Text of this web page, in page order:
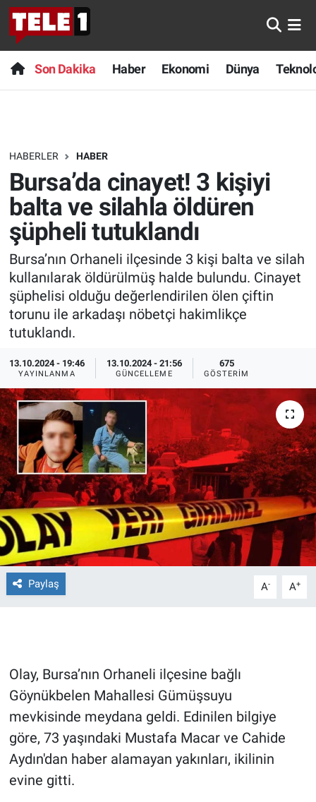
Son Dakika Haber Ekonomi Dünya
HABERLER HABER
Bursa’da cinayet! 3 kişiyi
balta ve silahla öldüren
şüpheli tutuklandı
Bursa’nın Orhaneli ilçesinde 3 kişi balta ve silah
kullanılarak öldürülmüş halde bulundu. Cinayet
şüphelisi olduğu değerlendirilen ölen çiftin
torunu ile arkadaşı nöbetçi hakimlikçe
tutuklandı.
13.10.2024 - 19:46
YAYINLANMA
13.10.2024 - 21:56
GÜNCELLEME
675
GÖSTERIM
Paylaş A- A+
Olay, Bursa’nın Orhaneli ilçesine bağlı
Göynükbelen Mahallesi Gümüşsuyu
mevkisinde meydana geldi. Edinilen bilgiye
göre, 73 yaşındaki Mustafa Macar ve Cahide
Aydın'dan haber alamayan yakınları, ikilinin
evine gitti.
Anında Manşet
Başka Sohbetler
Bilim turu
Bilim ve Teknoloji Evreni
Doğa Konuşuyor
Dünya
Ege Saati
Ege'den Esintiler
Eğitim
Eğlence
Ekonomi
Forum
Gerçeğin İzinde
Gün Başlıyor
Gün Bitiyor
Gündem Özel
Günün görüntüsü
Haber
İlan
Son Dakika
Haber
Dünya
Teknoloji
Sağlık
Spor
Yayın Akışı
İletişim
Nöbetçi Eczaneler
Hava Durumu
Trafik Durumu
Süper Lig Puan Durumu ve Fikstür
Tüm Manşetler
Son Dakika Haberleri
Haber Arşivi